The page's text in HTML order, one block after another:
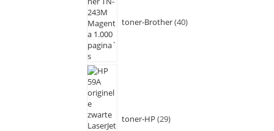
toner-Brother 40
toner-HP 29